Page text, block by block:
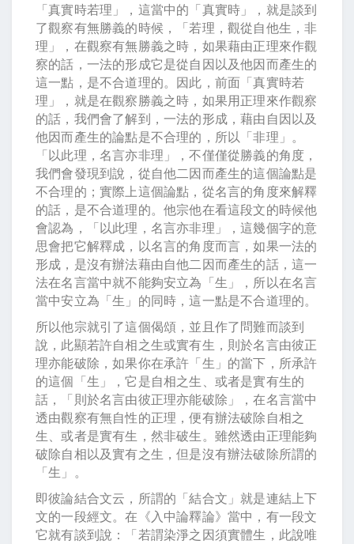
「真實時若理」，這當中的「真實時」，就是談到
了觀察有無勝義的時候，「若理，觀從自他生，非
理」，在觀察有無勝義之時，如果藉由正理來作觀
察的話，一法的形成它是從自因以及他因而產生的
這一點，是不合道理的。因此，前面「真實時若
理」，就是在觀察勝義之時，如果用正理來作觀察
的話，我們會了解到，一法的形成，藉由自因以及
他因而產生的論點是不合理的，所以「非理」。
「以此理，名言亦非理」，不僅僅從勝義的角度，
我們會發現到說，從自他二因而產生的這個論點是
不合理的；實際上這個論點，從名言的角度來解釋
的話，是不合道理的。他宗他在看這段文的時候他
會認為，「以此理，名言亦非理」，這幾個字的意
思會把它解釋成，以名言的角度而言，如果一法的
形成，是沒有辦法藉由自他二因而產生的話，這一
法在名言當中就不能夠安立為「生」，所以在名言
當中安立為「生」的同時，這一點是不合道理的。
所以他宗就引了這個偈頌，並且作了問難而談到
說，此顯若許自相之生或實有生，則於名言由彼正
理亦能破除，如果你在承許「生」的當下，所承許
的這個「生」，它是自相之生、或者是實有生的
話，「則於名言由彼正理亦能破除」，在名言當中
透由觀察有無自性的正理，便有辦法破除自相之
生、或者是實有生，然非破生。雖然透由正理能夠
破除自相以及實有之生，但是沒有辦法破除所謂的
「生」。
即彼論結合文云，所謂的「結合文」就是連結上下
文的一段經文。在《入中論釋論》當中，有一段文
它就有談到說：「若謂染淨之因須實體生，此說唯